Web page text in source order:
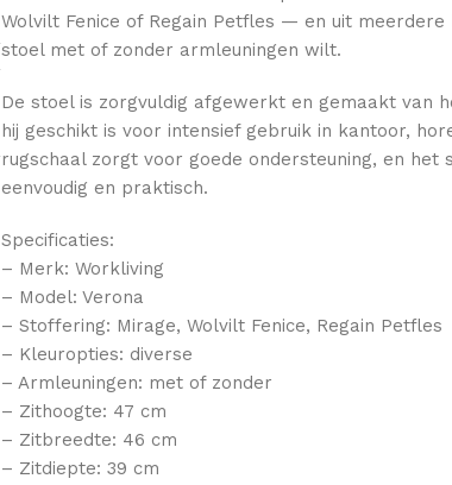
Wolvilt Fenice of Regain Petfles — en uit
stoel met of zonder armleuningen wilt.
De stoel is zorgvuldig afgewerkt en gemaakt van
hij geschikt is voor intensief gebruik in kantoor,
rugschaal zorgt voor goede ondersteuning, en
eenvoudig en praktisch.
Specificaties:
– Merk: Workliving
– Model: Verona
– Stoffering: Mirage, Wolvilt Fenice, Regain Petfles
– Kleuropties: diverse
– Armleuningen: met of zonder
– Zithoogte: 47 cm
– Zitbreedte: 46 cm
– Zitdiepte: 39 cm